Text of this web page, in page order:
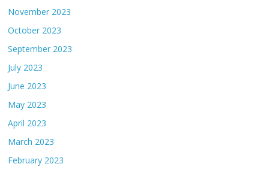
November 2023
October 2023
September 2023
July 2023
June 2023
May 2023
April 2023
March 2023
February 2023